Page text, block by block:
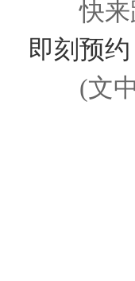
快来跟
即刻预
(文中